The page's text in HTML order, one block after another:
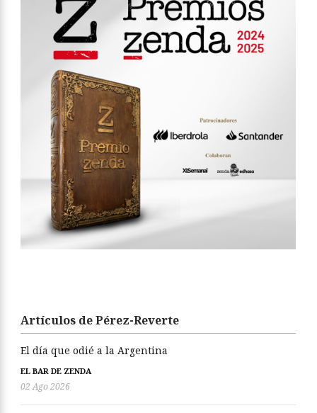
Artículos de Pérez-Reverte
El día que odié a la Argentina
EL BAR DE ZENDA
02 Ago 2026